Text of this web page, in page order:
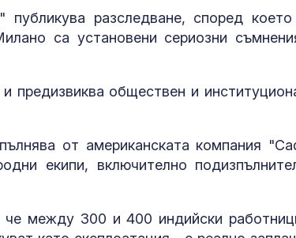
публикува разследване, според
са установени сериозни
предизвиква обществен и
от американската компания
екипи, включително
че между 300 и 400 индийски